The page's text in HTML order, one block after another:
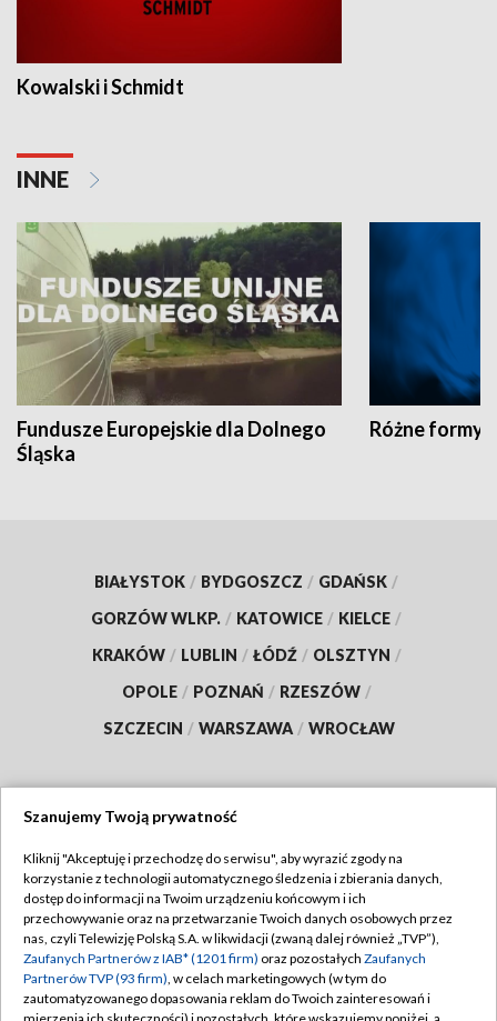
Kowalski i Schmidt
INNE
Fundusze Europejskie dla Dolnego
Śląska
Różne formy
BIAŁYSTOK / BYDGOSZCZ / GDAŃSK /
GORZÓW WLKP. / KATOWICE / KIELCE /
KRAKÓW / LUBLIN / ŁÓDŹ / OLSZTYN /
OPOLE / POZNAŃ / RZESZÓW /
SZCZECIN / WARSZAWA / WROCŁAW
TVP
Abonament TVP
Emisja w TVP
Centrum informacji TVP
Regulamin TVP
Polityka prywatności
Moje zgody
Szanujemy Twoją prywatność
Kliknij "Akceptuję i przechodzę do serwisu", aby wyrazić zgody na
korzystanie z technologii automatycznego śledzenia i zbierania danych,
dostęp do informacji na Twoim urządzeniu końcowym i ich
przechowywanie oraz na przetwarzanie Twoich danych osobowych przez
nas, czyli Telewizję Polską S.A. w likwidacji (zwaną dalej również „TVP”),
Zaufanych Partnerów z IAB* (1201 firm) oraz pozostałych Zaufanych
Partnerów TVP (93 firm), w celach marketingowych (w tym do
zautomatyzowanego dopasowania reklam do Twoich zainteresowań i